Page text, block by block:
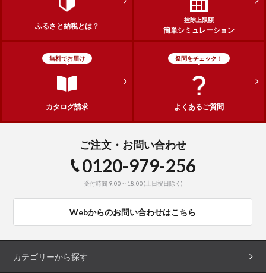
ふるさと納税とは？
控除上限額
簡単シミュレーション
無料でお届け
カタログ請求
疑問をチェック！
よくあるご質問
ご注文・お問い合わせ
0120-979-256
受付時間 9:00～18:00(土日祝日除く)
Webからのお問い合わせはこちら
カテゴリーから探す